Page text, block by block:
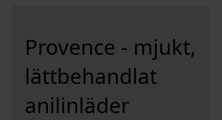
Provence - mjukt,
lättbehandlat
anilinläder